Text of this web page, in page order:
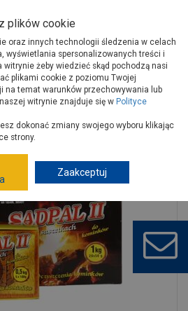
Ogrzewanie pomieszczeń
do kotłów C. O.
kominów 50 g Sadpal DBM/FARKOM
plików cookie
oraz innych technologii śledzenia w celach
wyświetlania spersonalizowanych treści i
żeby wiedzieć skąd pochodzą nasi
plikami cookie z poziomu Twojej
na temat warunków przechowywania lub
witrynie znajduje się w Polityce
dokonać zmiany swojego wyboru klikając
strony.
Zaakceptuj